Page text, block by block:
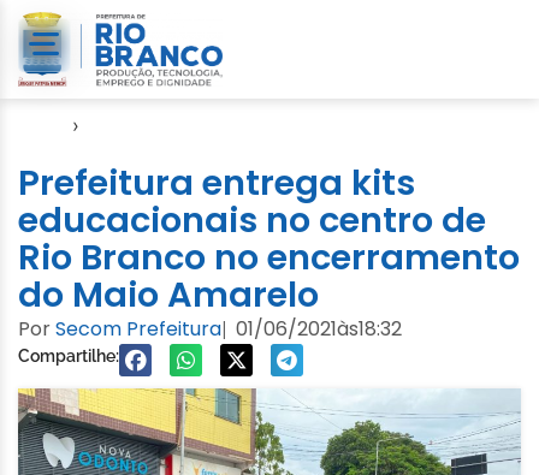
›
Prefeitura entrega kits
educacionais no centro de
Rio Branco no encerramento
do Maio Amarelo
PorSecom Prefeitura| 01/06/2021às18:32
Compartilhe: